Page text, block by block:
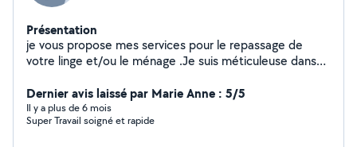
Présentation
je vous propose mes services pour le repassage de
votre linge et/ou le ménage .Je suis méticuleuse dans
Dernier avis laissé par Marie Anne : 5/5
Il y a plus de 6 mois
Super Travail soigné et rapide